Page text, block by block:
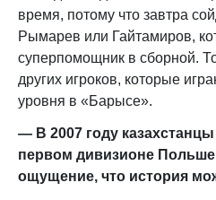
время, потому что завтра
Рымарев или Гайтамиров,
суперпомощник в сборной.
других игроков, которые
уровня в «Барысе».
— В 2007 году
первом дивизионе
ощущение, что история